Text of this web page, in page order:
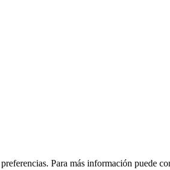
Para más información puede